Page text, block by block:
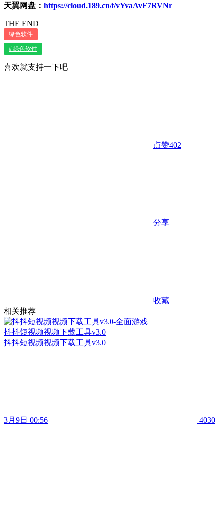
天翼网盘： https://cloud.189.cn/t/vYvaAvF7RVNr
THE END
绿色软件
# 绿色软件
喜欢就支持一下吧
点赞402
分享
收藏
相关推荐
抖抖短视频视频下载工具v3.0
抖抖短视频视频下载工具v3.0
3月9日 00:56 4030